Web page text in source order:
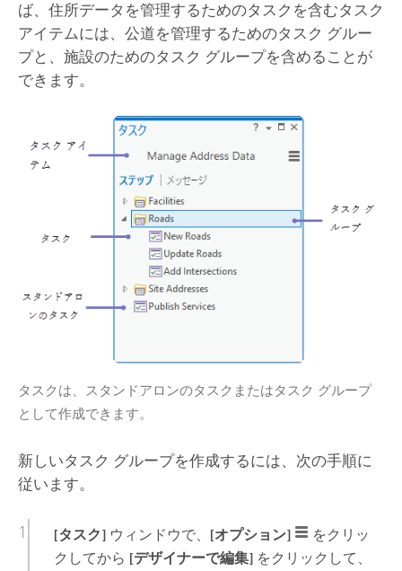
ば、住所データを管理するためのタスクを含むタスク
アイテムには、公道を管理するためのタスク グルー
プと、施設のためのタスク グループを含めることが
できます。
タスクは、スタンドアロンのタスクまたはタスク グループ
として作成できます。
新しいタスク グループを作成するには、次の手順に
従います。
[タスク]ウィンドウで、 [オプション]
をクリッ
クしてから [デザイナーで編集]をクリックして、